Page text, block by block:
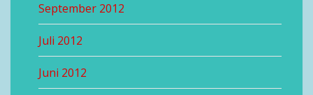
September 2012
Juli 2012
Juni 2012